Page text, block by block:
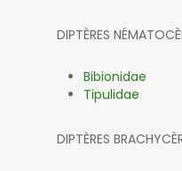
DIPTÈRES
Bibionidae
Tipulidae
DIPTÈRES